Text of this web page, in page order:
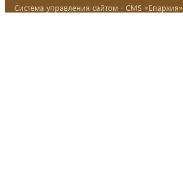
Система управления сайтом - CMS «Епархия»